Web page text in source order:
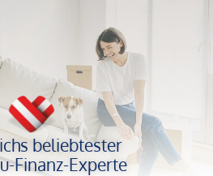
beliebtester
Finanz-Experte